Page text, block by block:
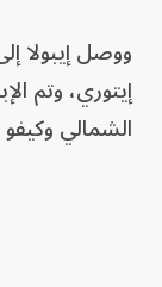
إيتوري، وتم
الشمالي وكيفو